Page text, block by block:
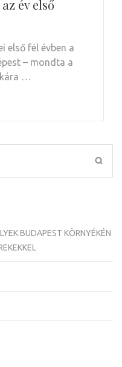
év első
első fél évben a
– mondta a
…
BUDAPEST KÖRNYÉKÉN